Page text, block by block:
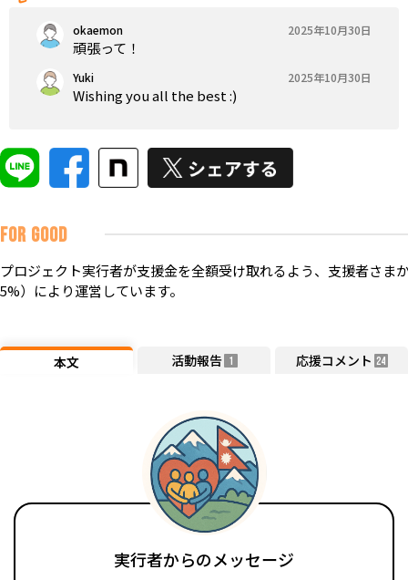
okaemon 2025年10月30日
頑張って！
Yuki 2025年10月30日
Wishing you all the best :)
FOR GOOD
プロジェクト実行者が支援金を全額受け取れるよう、支援者さま
5%）により運営しています。
本文 活動報告 1 応援コメント 24
実行者からのメッセージ